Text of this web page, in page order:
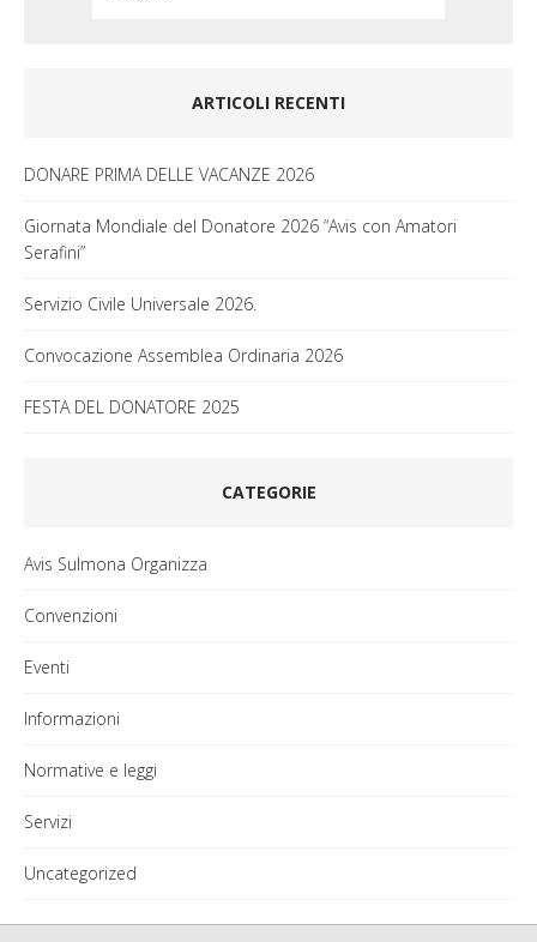
ARTICOLI RECENTI
DONARE PRIMA DELLE VACANZE 2026
Giornata Mondiale del Donatore 2026 “Avis con Amatori
Serafini”
Servizio Civile Universale 2026.
Convocazione Assemblea Ordinaria 2026
FESTA DEL DONATORE 2025
CATEGORIE
Avis Sulmona Organizza
Convenzioni
Eventi
Informazioni
Normative e leggi
Servizi
Uncategorized